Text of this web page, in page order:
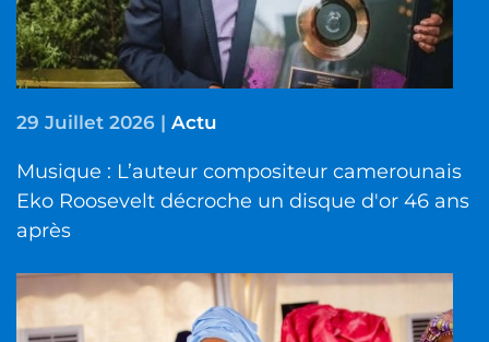
29 Juillet 2026 | Actu
Musique : L’auteur compositeur camerounais
Eko Roosevelt décroche un disque d'or 46 ans
après